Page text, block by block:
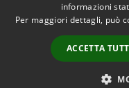
Accessibilità
informazioni
Per maggiori dettagli, può
ACCETTA